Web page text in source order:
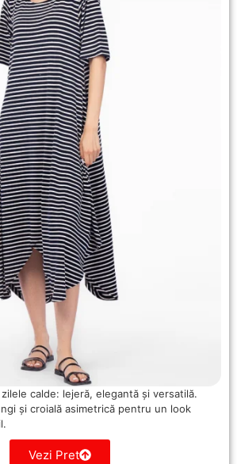
calde: lejeră, elegantă și versatilă.
și croială asimetrică pentru un look
Vezi Pret